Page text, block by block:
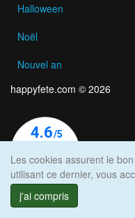
Halloween
Noël
Nouvel an
happyfete.com © 2026
Les cookies assurent le
utilisant ce dernier, vous
j'ai compris